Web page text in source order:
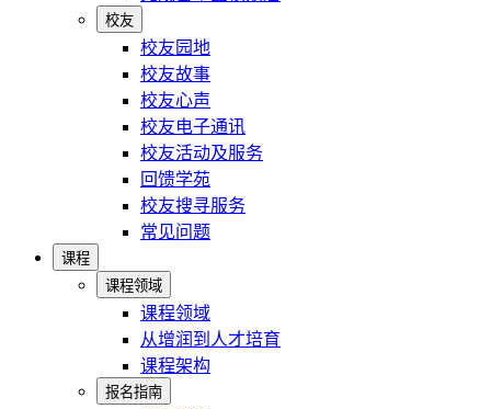
校友
校友园地
校友故事
校友心声
校友电子通讯
校友活动及服务
回馈学苑
校友搜寻服务
常见问题
课程
课程领域
课程领域
从增润到人才培育
课程架构
报名指南